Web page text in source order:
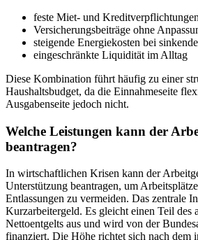
feste Miet- und Kreditverpflichtungen
Versicherungsbeiträge ohne
steigende Energiekosten bei
eingeschränkte Liquidität im Alltag
Diese Kombination führt häufig zu einer
Haushaltsbudget, da die Einnahmeseite
Ausgabenseite jedoch nicht.
Welche Leistungen kann der
beantragen?
In wirtschaftlichen Krisen kann der
Unterstützung beantragen, um
Entlassungen zu vermeiden. Das zentrale
Kurzarbeitergeld. Es gleicht einen Teil des
Nettoentgelts aus und wird von der
finanziert. Die Höhe richtet sich nach dem